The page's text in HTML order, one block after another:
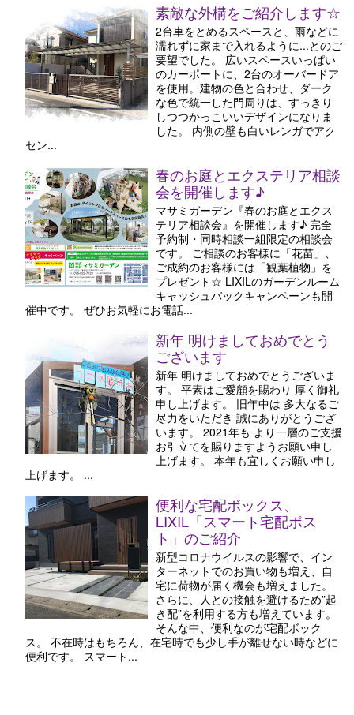
素敵な外構をご紹介します☆
2台車をとめるスペースと、雨などに
濡れずに家まで入れるように...とのご
要望でした。 広いスペースいっぱい
のカーポートに、2台のオーバードア
を使用。建物の色と合わせ、ダーク
な色で統一した門周りは、すっきり
しつつかっこいいデザインになりま
した。 内側の壁も白いレンガでアク
セン...
春のお庭とエクステリア相談
会を開催します♪
マサミガーデン『春のお庭とエクス
テリア相談会』を開催します♪ 完全
予約制・同時相談一組限定の相談会
です。 ご相談のお客様に「花苗」、
ご成約のお客様には「観葉植物」を
プレゼント☆ LIXILのガーデンルーム
キャッシュバックキャンペーンも開
催中です。 ぜひお気軽にお電話...
新年 明けましておめでとう
ございます
新年 明けましておめでとうございま
す。 平素はご愛顧を賜わり 厚く御礼
申し上げます。 旧年中は 多大なるご
尽力をいただき 誠にありがとうござ
います。 2021年も より一層のご支援
お引立てを賜りますようお願い申し
上げます。 本年も宜しくお願い申し
上げます。 ...
便利な宅配ボックス、
LIXIL「スマート宅配ポス
ト」のご紹介
新型コロナウイルスの影響で、イン
ターネットでのお買い物も増え、自
宅に荷物が届く機会も増えました。
さらに、人との接触を避けるため”起
き配”を利用する方も増えています。
そんな中、便利なのが宅配ボック
ス。 不在時はもちろん、在宅時でも少し手が離せない時などに
便利です。 スマート...